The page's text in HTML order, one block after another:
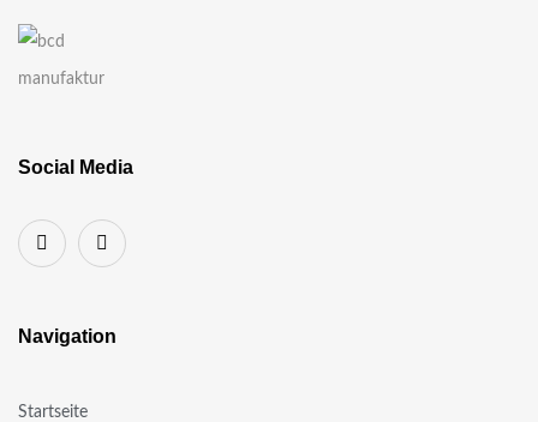
Social Media
Navigation
Startseite